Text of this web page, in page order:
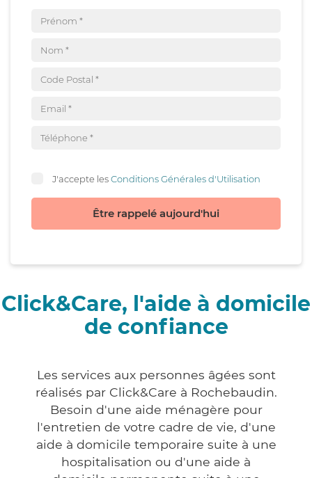
J'accepte lesConditions Générales d'Utilisation
Être rappelé aujourd'hui
Click&Care, l'aide à domicile
de confiance
Les services aux personnes âgées sont
réalisés par Click&Care à Rochebaudin.
Besoin d'une aide ménagère pour
l'entretien de votre cadre de vie, d'une
aide à domicile temporaire suite à une
hospitalisation ou d'une aide à